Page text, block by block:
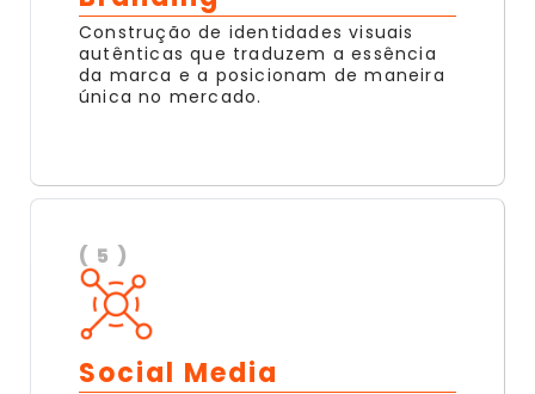
Construção de identidades visuais
autênticas que traduzem a essência
da marca e a posicionam de maneira
única no mercado.
( 5 )
Social Media